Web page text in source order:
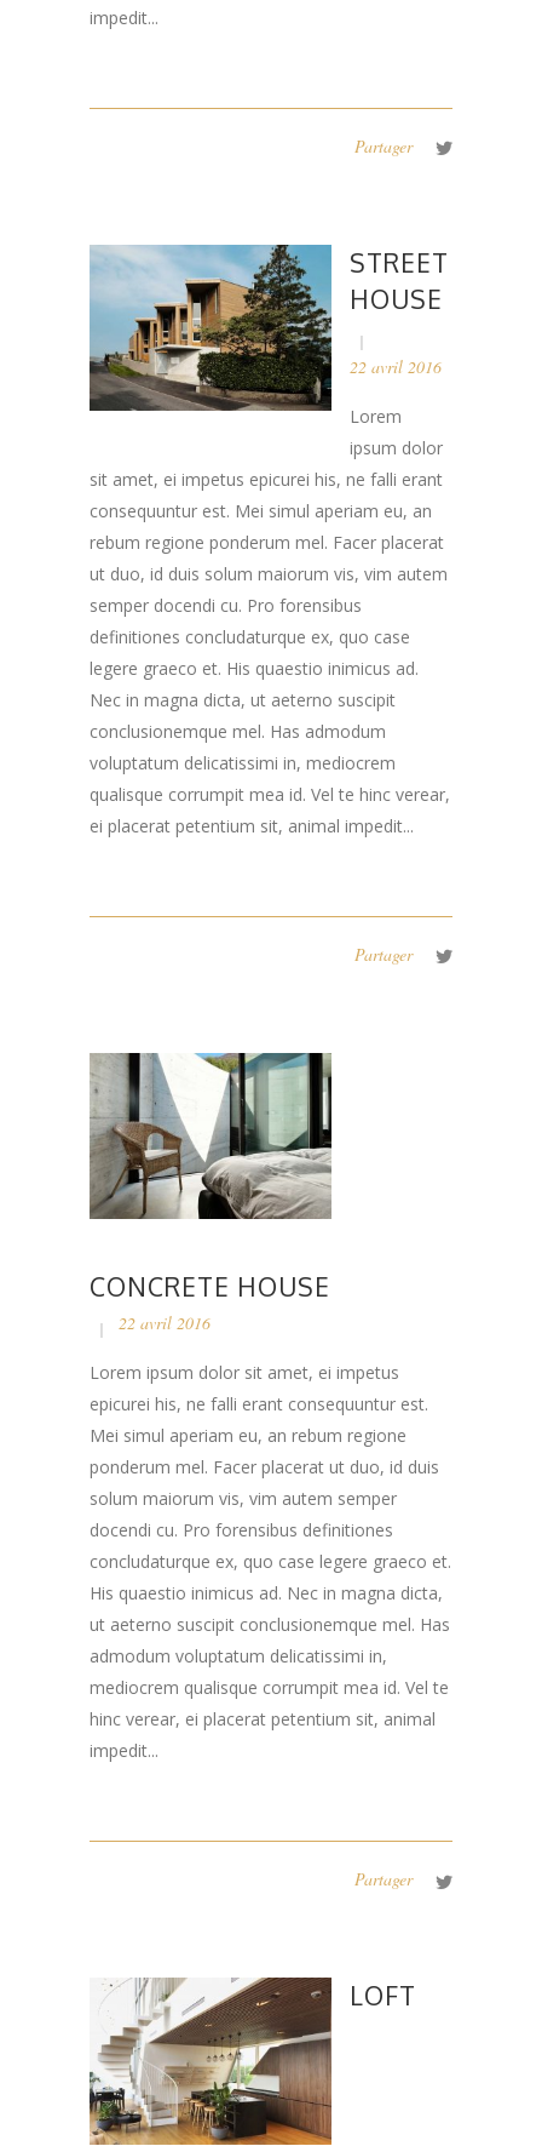
impedit...
Partager
STREET
HOUSE
22 avril 2016
Lorem
ipsum dolor
sit amet, ei impetus epicurei his, ne falli erant
consequuntur est. Mei simul aperiam eu, an
rebum regione ponderum mel. Facer placerat
ut duo, id duis solum maiorum vis, vim autem
semper docendi cu. Pro forensibus
definitiones concludaturque ex, quo case
legere graeco et. His quaestio inimicus ad.
Nec in magna dicta, ut aeterno suscipit
conclusionemque mel. Has admodum
voluptatum delicatissimi in, mediocrem
qualisque corrumpit mea id. Vel te hinc verear,
ei placerat petentium sit, animal impedit...
Partager
CONCRETE HOUSE
22 avril 2016
Lorem ipsum dolor sit amet, ei impetus
epicurei his, ne falli erant consequuntur est.
Mei simul aperiam eu, an rebum regione
ponderum mel. Facer placerat ut duo, id duis
solum maiorum vis, vim autem semper
docendi cu. Pro forensibus definitiones
concludaturque ex, quo case legere graeco et.
His quaestio inimicus ad. Nec in magna dicta,
ut aeterno suscipit conclusionemque mel. Has
admodum voluptatum delicatissimi in,
mediocrem qualisque corrumpit mea id. Vel te
hinc verear, ei placerat petentium sit, animal
impedit...
Partager
LOFT